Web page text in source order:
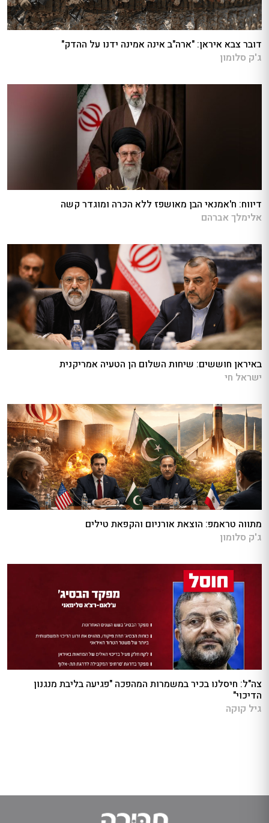
דובר צבא איראן: "ארה"ב אינה אמינה ידנו על ההדק"
ג'ק סלומון
דיווח: ח'אמנאי הבן מאושפז ללא הכרה ומוגדר קשה
אלימלך אברהם
באיראן חוששים: שיחות השלום הן הטעיה אמריקנית
ישראל חי
מתווה טראמפ: הוצאת אורניום והקפאת טילים
ג'ק סלומון
צה"ל: חיסלנו בכיר במשמרות המהפכה "פגיעה בליבת מנגנון
הדיכוי"
גיל קוקה